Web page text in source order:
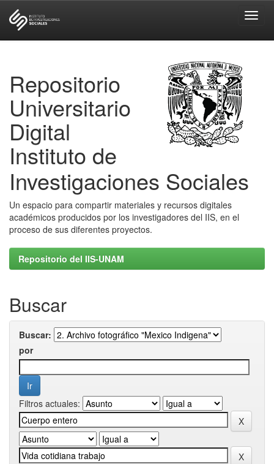
Repositorio
Universitario
Digital
Instituto de
Investigaciones Sociales
Un espacio para compartir materiales y recursos digitales
académicos producidos por los investigadores del IIS, en el
proceso de sus diferentes proyectos.
Repositorio del IIS-UNAM
Buscar
Buscar:
por
Filtros actuales: